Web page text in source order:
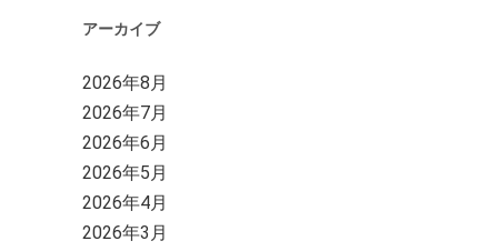
アーカイブ
2026年8月
2026年7月
2026年6月
2026年5月
2026年4月
2026年3月